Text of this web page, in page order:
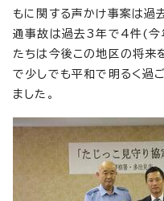
もに関する声かけ事案は
通事故は過去3年で4件(今
たちは今後この地区の将来
で少しでも平和で明るく過
ました。